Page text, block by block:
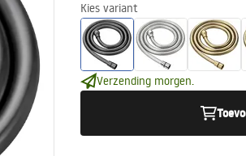
Kies variant
Verzending morgen.